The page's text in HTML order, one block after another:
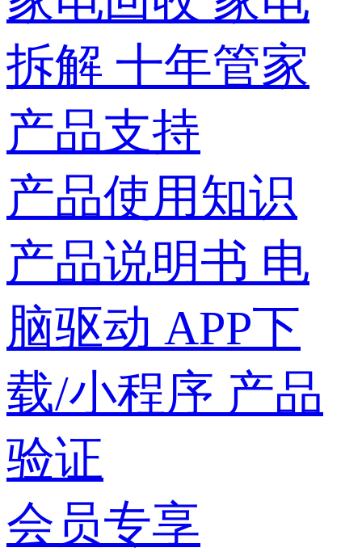
拆解 十年管家
产品支持
产品使用知识
产品说明书 电
脑驱动 APP下
载/小程序 产品
验证
会员专享